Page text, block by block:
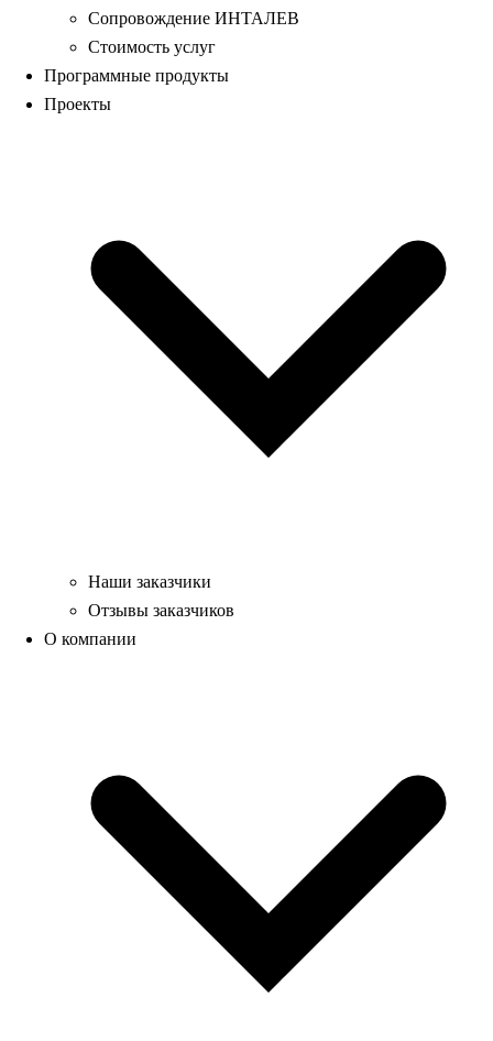
Сопровождение ИНТАЛЕВ
Стоимость услуг
Программные продукты
Проекты
Наши заказчики
Отзывы заказчиков
О компании